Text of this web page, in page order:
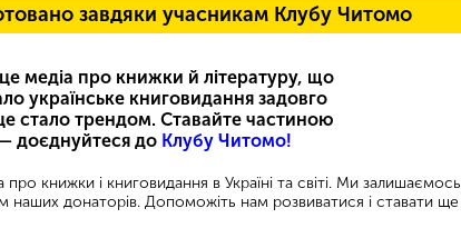
завдяки учасникам Клубу Читомо
медіа про книжки й літературу, що
українське книговидання задовго
стало трендом. Ставайте частиною
— доєднуйтеся до Клубу Читомо!
книжки і книговидання в Україні та світі. Ми залишаємось
донаторів. Допоможіть нам розвиватися і ставати ще